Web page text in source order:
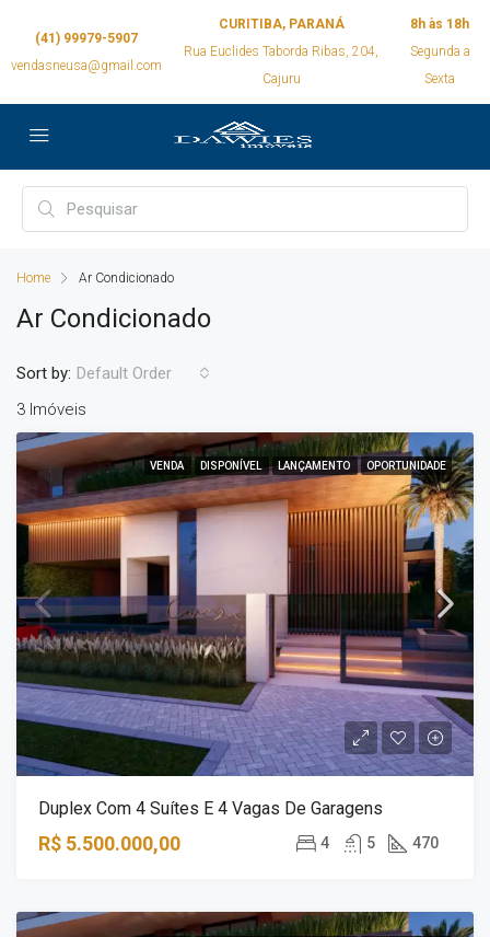
(41) 99979-5907
vendasneusa@gmail.com
CURITIBA, PARANÁ
Rua Euclides Taborda Ribas, 204,
Cajuru
8h às 18h
Segunda a
Sexta
Home Ar Condicionado
Ar Condicionado
3 Imóveis
Sort by: Default Order
VENDA DISPONÍVEL LANÇAMENTO OPORTUNIDADE
Duplex Com 4 Suítes E 4 Vagas De Garagens
R$ 5.500.000,00 4 5 470